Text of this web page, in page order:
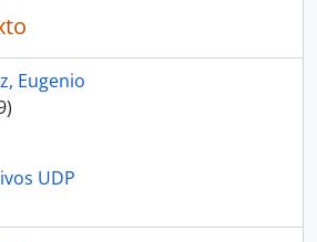
Eugenio
UDP